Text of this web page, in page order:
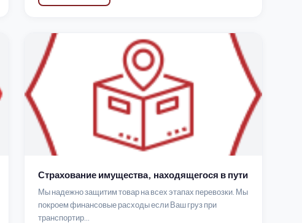
Страхование имущества, находящегося в пути
Мы надежно защитим товар на всех этапах перевозки. Мы
покроем финансовые расходы если Ваш груз при
транспортир...